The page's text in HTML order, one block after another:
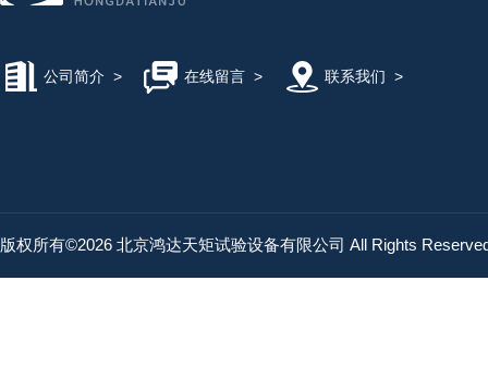
公司简介 > 在线留言> 联系我们 >
版权所有©2026 北京鸿达天矩试验设备有限公司 All Rights